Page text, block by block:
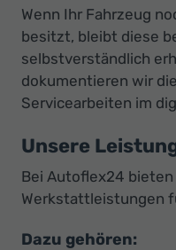
Wenn Ihr Fahrzeug
besitzt, bleibt diese
selbstverständlich
dokumentieren wir
Servicearbeiten im
Unsere
Bei Autoflex24
Werkstattleistungen
Dazu gehören: